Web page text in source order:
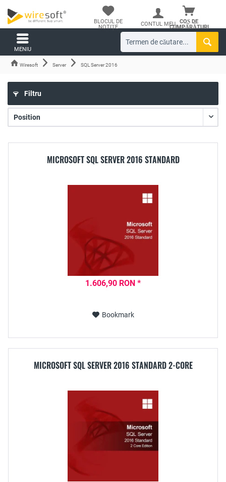
COȘ DE
CUMPĂRĂTURI
BLOCUL DE
NOTIȚE
CONTUL MEU
MENIU
Wiresoft Server SQL Server 2016
Filtru
MICROSOFT SQL SERVER 2016 STANDARD
1.606,90 RON *
Bookmark
MICROSOFT SQL SERVER 2016 STANDARD 2-CORE